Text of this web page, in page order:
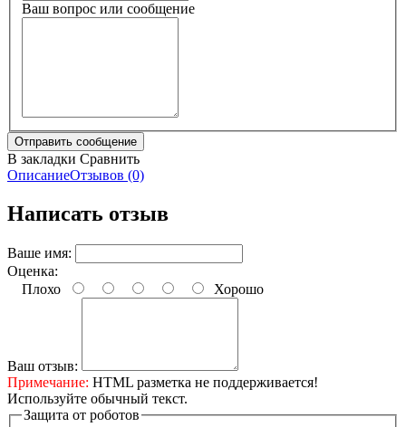
Ваш вопрос или сообщение
В закладки Сравнить
ОписаниеОтзывов (0)
Написать отзыв
Ваше имя:
Оценка:
Плохо
Хорошо
Ваш отзыв:
Примечание: HTML разметка не поддерживается!
Используйте обычный текст.
Защита от роботов